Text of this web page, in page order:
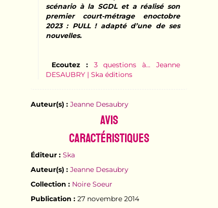
scénario à la SGDL et a réalisé son
premier court-métrage enoctobre
2023 : PULL ! adapté d’une de ses
nouvelles.
Ecoutez : 3 questions à... Jeanne
DESAUBRY | Ska éditions
Auteur(s) : Jeanne Desaubry
Avis
Caractéristiques
Éditeur : Ska
Auteur(s) : Jeanne Desaubry
Collection : Noire Soeur
Publication :27 novembre 2014